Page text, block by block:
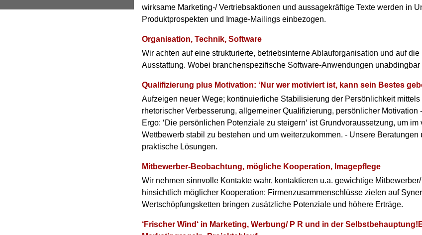
wirksame Marketing-/ Vertriebsaktionen und aussagekräftige Texte werden in
Produktprospekten und Image-Mailings einbezogen.
Organisation, Technik, Software
Wir achten auf eine strukturierte, betriebsinterne Ablauforganisation und auf
Ausstattung. Wobei branchenspezifische Software-Anwendungen unabdingbar
Qualifizierung plus Motivation: ‘Nur wer motiviert ist, kann sein Bestes
Aufzeigen neuer Wege; kontinuierliche Stabilisierung der Persönlichkeit
rhetorischer Verbesserung, allgemeiner Qualifizierung, persönlicher Motivation
Ergo: ‘Die persönlichen Potenziale zu steigern‘ ist Grundvoraussetzung, um
Wettbewerb stabil zu bestehen und um weiterzukommen. - Unsere
praktische Lösungen.
Mitbewerber-Beobachtung, mögliche Kooperation, Imagepflege
Wir nehmen sinnvolle Kontakte wahr, kontaktieren u.a. gewichtige
hinsichtlich möglicher Kooperation: Firmenzusammenschlüsse zielen auf
Wertschöpfungsketten bringen zusätzliche Potenziale und höhere Erträge.
‘Frischer Wind‘ in Marketing, Werbung/ P R und in der